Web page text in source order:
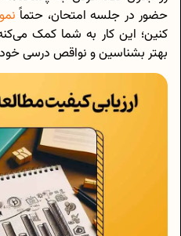
حضور در جلسه امتحان، حتماً
کنین؛ این کار به شما کمک
بهتر بشناسین و نواقص درسی